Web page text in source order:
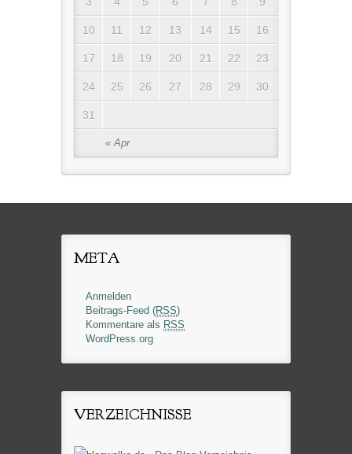
« Apr
10 11 12 13 14 15 16
17 18 19 20 21 22 23
24 25 26 27 28 29 30
31
META
Anmelden
Beitrags-Feed (RSS)
Kommentare als RSS
WordPress.org
VERZEICHNISSE